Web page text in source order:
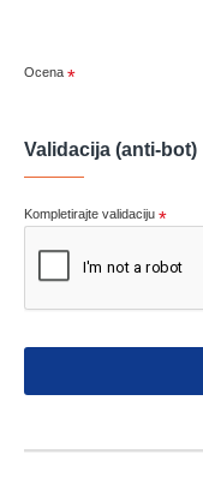
Ocena
Validacija (anti-bot)
Kompletirajte validaciju